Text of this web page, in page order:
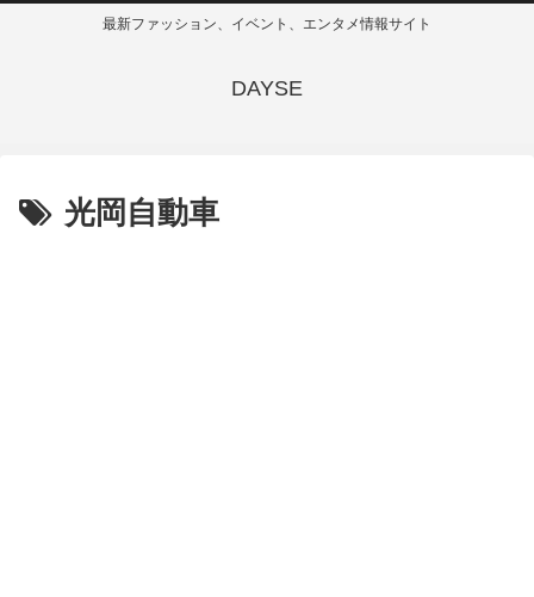
最新ファッション、イベント、エンタメ情報サイト
DAYSE
光岡自動車